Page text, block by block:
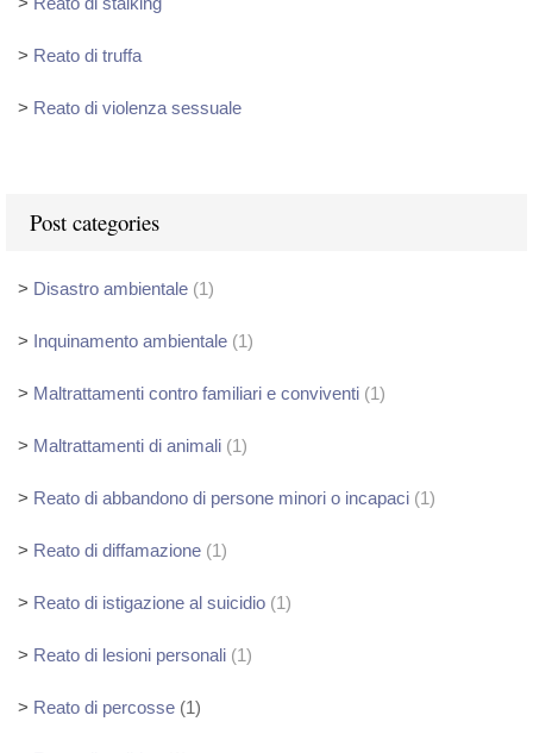
> Reato di truffa
> Reato di violenza sessuale
Post categories
> Disastro ambientale (1)
> Inquinamento ambientale (1)
> Maltrattamenti contro familiari e conviventi (1)
> Maltrattamenti di animali (1)
> Reato di abbandono di persone minori o incapaci (1)
> Reato di diffamazione (1)
> Reato di istigazione al suicidio (1)
> Reato di lesioni personali (1)
> Reato di percosse (1)